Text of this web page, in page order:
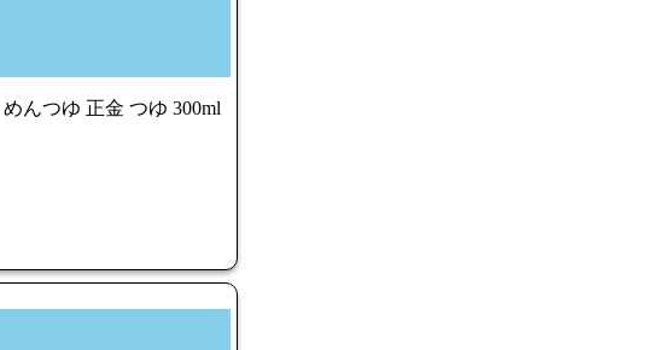
んつゆ 正金 つゆ 300ml